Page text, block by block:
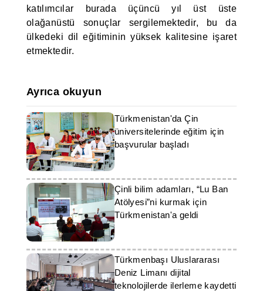
katılımcılar burada üçüncü yıl üst üste
olağanüstü sonuçlar sergilemektedir, bu da
ülkedeki dil eğitiminin yüksek kalitesine işaret
etmektedir.
Ayrıca okuyun
Türkmenistan'da Çin
üniversitelerinde eğitim için
başvurular başladı
Çinli bilim adamları, “Lu Ban
Atölyesi”ni kurmak için
Türkmenistan'a geldi
Türkmenbaşı Uluslararası
Deniz Limanı dijital
teknolojilerde ilerleme kaydetti